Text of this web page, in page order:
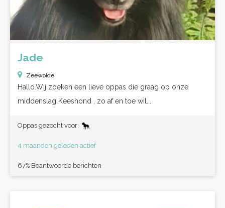
Jade
Zeewolde
Hallo.Wij zoeken een lieve oppas die graag op onze
middenslag Keeshond , zo af en toe wil...
Oppas gezocht voor:
4 maanden geleden actief
67% Beantwoorde berichten